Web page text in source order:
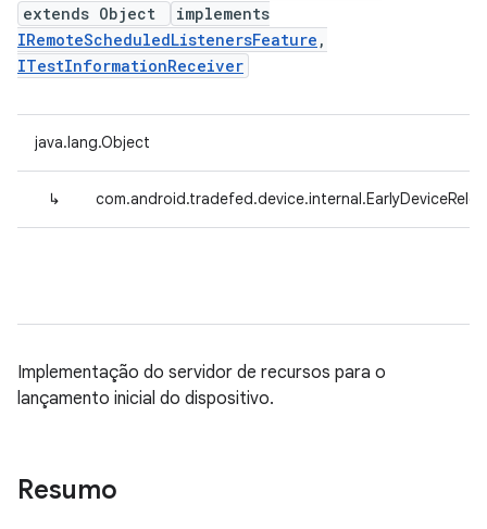
extends Object
implements
IRemoteScheduledListenersFeature ,
ITestInformationReceiver
java.lang.Object
↳
Implementação do servidor de recursos para o
lançamento inicial do dispositivo.
Resumo